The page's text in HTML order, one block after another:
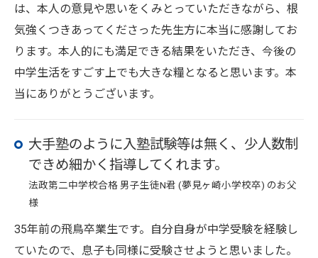
は、本人の意見や思いをくみとっていただきながら、根
気強くつきあってくださった先生方に本当に感謝してお
ります。本人的にも満足できる結果をいただき、今後の
中学生活をすごす上でも大きな糧となると思います。本
当にありがとうございます。
大手塾のように入塾試験等は無く、少人数制
できめ細かく指導してくれます。
法政第二中学校合格 男子生徒N君 (夢見ヶ崎小学校卒) のお父
様
35年前の飛鳥卒業生です。自分自身が中学受験を経験し
ていたので、息子も同様に受験させようと思いました。